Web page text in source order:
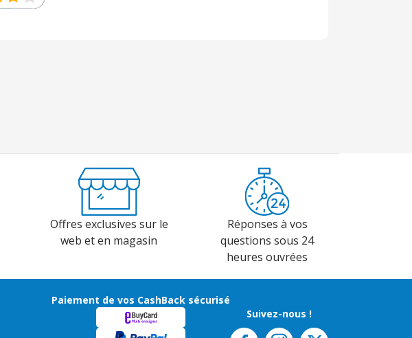
Offres exclusives sur le
web et en magasin
Réponses à vos
questions sous 24
heures ouvrées
Paiement de vos CashBack sécurisé
Suivez-nous !